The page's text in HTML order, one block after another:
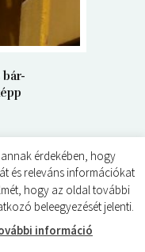
2024
érdekében, hogy
és releváns információkat
hogy az oldal további
beleegyezését jelenti.
információ